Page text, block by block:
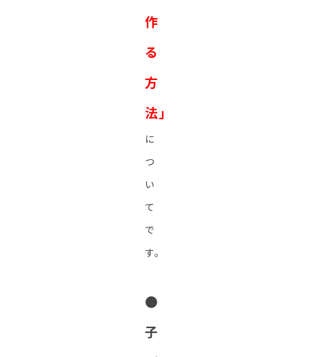
作
る
方
法」
に
つ
い
て
で
す。
●
子